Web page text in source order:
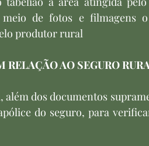
de fotos e filmagens
produtor rural
RELAÇÃO AO SEGURO
dos documentos
do seguro, para